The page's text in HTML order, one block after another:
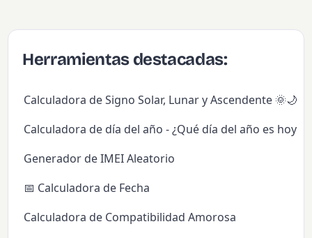
Herramientas destacadas:
Calculadora de Signo Solar, Lunar y Ascendente 🌞🌙✨
Calculadora de día del año - ¿Qué día del año es hoy?
Generador de IMEI Aleatorio
📅 Calculadora de Fecha
Calculadora de Compatibilidad Amorosa